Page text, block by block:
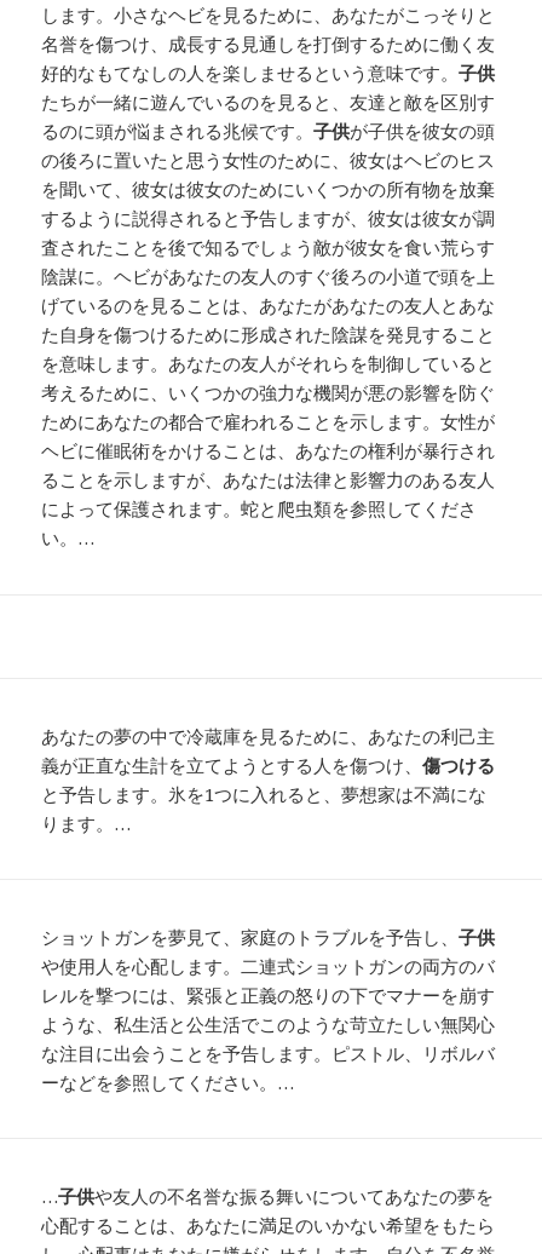
します。小さなヘビを見るために、あなたがこっそりと
名誉を傷つけ、成長する見通しを打倒するために働く友
好的なもてなしの人を楽しませるという意味です。子供
たちが一緒に遊んでいるのを見ると、友達と敵を区別す
るのに頭が悩まされる兆候です。子供が子供を彼女の頭
の後ろに置いたと思う女性のために、彼女はヘビのヒス
を聞いて、彼女は彼女のためにいくつかの所有物を放棄
するように説得されると予告しますが、彼女は彼女が調
査されたことを後で知るでしょう敵が彼女を食い荒らす
陰謀に。ヘビがあなたの友人のすぐ後ろの小道で頭を上
げているのを見ることは、あなたがあなたの友人とあな
た自身を傷つけるために形成された陰謀を発見すること
を意味します。あなたの友人がそれらを制御していると
考えるために、いくつかの強力な機関が悪の影響を防ぐ
ためにあなたの都合で雇われることを示します。女性が
ヘビに催眠術をかけることは、あなたの権利が暴行され
ることを示しますが、あなたは法律と影響力のある友人
によって保護されます。蛇と爬虫類を参照してくださ
い。…
あなたの夢の中で冷蔵庫を見るために、あなたの利己主
義が正直な生計を立てようとする人を傷つけ、傷つける
と予告します。氷を1つに入れると、夢想家は不満にな
ります。…
ショットガンを夢見て、家庭のトラブルを予告し、子供
や使用人を心配します。二連式ショットガンの両方のバ
レルを撃つには、緊張と正義の怒りの下でマナーを崩す
ような、私生活と公生活でこのような苛立たしい無関心
な注目に出会うことを予告します。ピストル、リボルバ
ーなどを参照してください。…
…子供や友人の不名誉な振る舞いについてあなたの夢を
心配することは、あなたに満足のいかない希望をもたら